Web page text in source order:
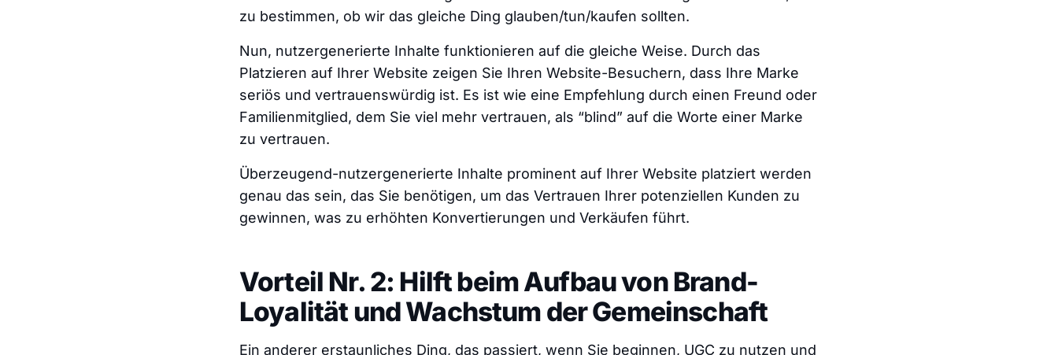
zu bestimmen, ob wir das gleiche Ding glauben/tun/kaufen sollten.
Nun, nutzergenerierte Inhalte funktionieren auf die gleiche Weise. Durch das
Platzieren auf Ihrer Website zeigen Sie Ihren Website-Besuchern, dass Ihre Marke
seriös und vertrauenswürdig ist. Es ist wie eine Empfehlung durch einen Freund oder
Familienmitglied, dem Sie viel mehr vertrauen, als “blind” auf die Worte einer Marke
zu vertrauen.
Überzeugend-nutzergenerierte Inhalte prominent auf Ihrer Website platziert werden
genau das sein, das Sie benötigen, um das Vertrauen Ihrer potenziellen Kunden zu
gewinnen, was zu erhöhten Konvertierungen und Verkäufen führt.
Vorteil Nr. 2: Hilft beim Aufbau von Brand-
Loyalität und Wachstum der Gemeinschaft
Ein anderer erstaunliches Ding, das passiert, wenn Sie beginnen, UGC zu nutzen und